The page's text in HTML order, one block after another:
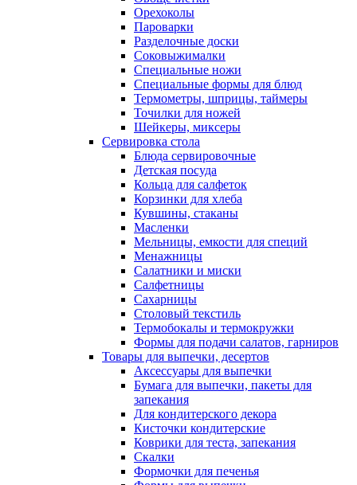
Орехоколы
Пароварки
Разделочные доски
Соковыжималки
Специальные ножи
Специальные формы для блюд
Термометры, шприцы, таймеры
Точилки для ножей
Шейкеры, миксеры
Сервировка стола
Блюда сервировочные
Детская посуда
Кольца для салфеток
Корзинки для хлеба
Кувшины, стаканы
Масленки
Мельницы, емкости для специй
Менажницы
Салатники и миски
Салфетницы
Сахарницы
Столовый текстиль
Термобокалы и термокружки
Формы для подачи салатов, гарниров
Товары для выпечки, десертов
Аксессуары для выпечки
Бумага для выпечки, пакеты для
запекания
Для кондитерского декора
Кисточки кондитерские
Коврики для теста, запекания
Скалки
Формочки для печенья